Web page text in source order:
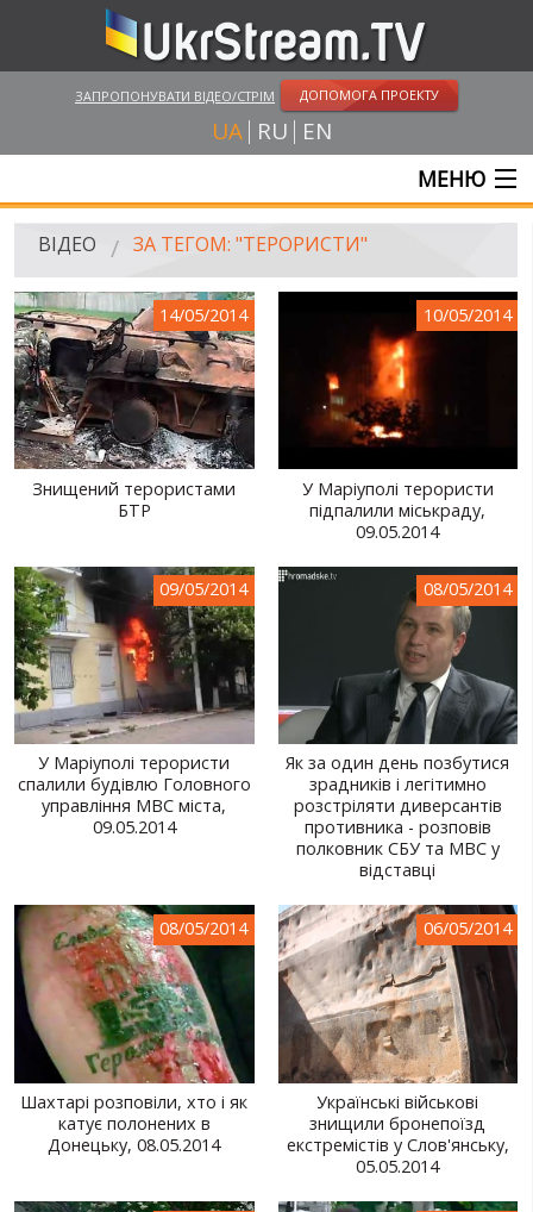
ЗАПРОПОНУВАТИ ВІДЕО/СТРІМ ДОПОМОГА ПРОЕКТУ
UA RU EN
МЕНЮ
ГОЛОВНА
ВІДЕО
UKRSTREAM.TV
ВІДЕО ЗМІ
АМАТОРСЬКЕ ВІДЕО
ХУДОЖНІ ТА ДОКУМЕНТАЛЬНІ ПРОЕКТИ
ПУБЛІЧНІ ЛЮДИ
РОСІЙСЬКО-УКРАЇНСЬКА ВІЙНА
"WINTER ON FIRE"
ПОСЛУГИ
ВІДЕО ЗА ТЕГОМ: "ТЕРОРИСТИ"
14/05/2014
Знищений терористами
БТР
10/05/2014
У Маріуполі терористи
підпалили міськраду,
09.05.2014
09/05/2014
У Маріуполі терористи
спалили будівлю Головного
управління МВС міста,
09.05.2014
08/05/2014
Як за один день позбутися
зрадників і легітимно
розстріляти диверсантів
противника - розповів
полковник СБУ та МВС у
відставці
08/05/2014
Шахтарі розповіли, хто і як
катує полонених в
Донецьку, 08.05.2014
06/05/2014
Українські військові
знищили бронепоїзд
екстремістів у Слов'янську,
05.05.2014